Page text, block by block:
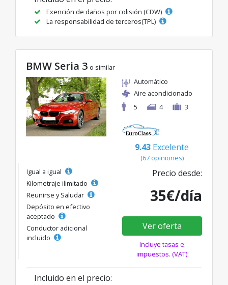
Exención de daños por colisión (CDW)
La responsabilidad de terceros(TPL)
BMW Seria 3 o similar
Automático
Aire acondicionado
5
4 3
9.43 Excelente
(67 opiniones)
Igual a igual
Kilometraje ilimitado
Reunirse y Saludar
Depósito en efectivo
aceptado
Conductor adicional
incluido
Precio desde:
35€/día
Ver oferta
Incluye tasas e
impuestos. (VAT)
Incluido en el precio: